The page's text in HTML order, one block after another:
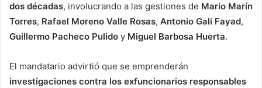
dos décadas, involucrando a las gestiones de Mario Marín
Torres, Rafael Moreno Valle Rosas, Antonio Gali Fayad,
Guillermo Pacheco Pulido y Miguel Barbosa Huerta.
El mandatario advirtió que se emprenderán
investigaciones contra los exfuncionarios responsables